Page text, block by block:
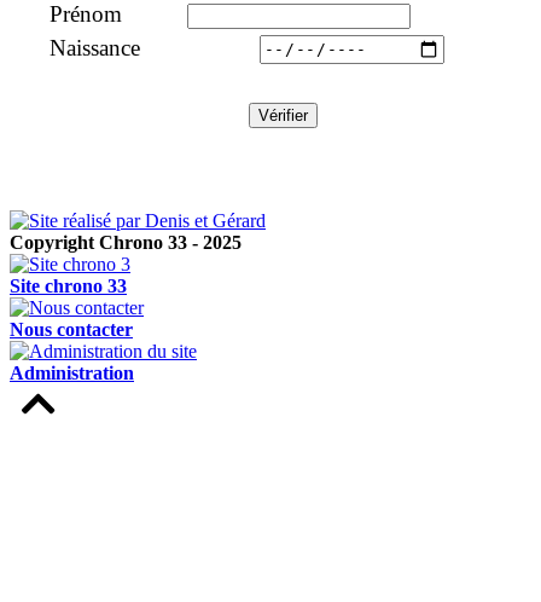
Prénom
Naissance
Copyright Chrono 33 - 2025
Site chrono 33
Nous contacter
Administration